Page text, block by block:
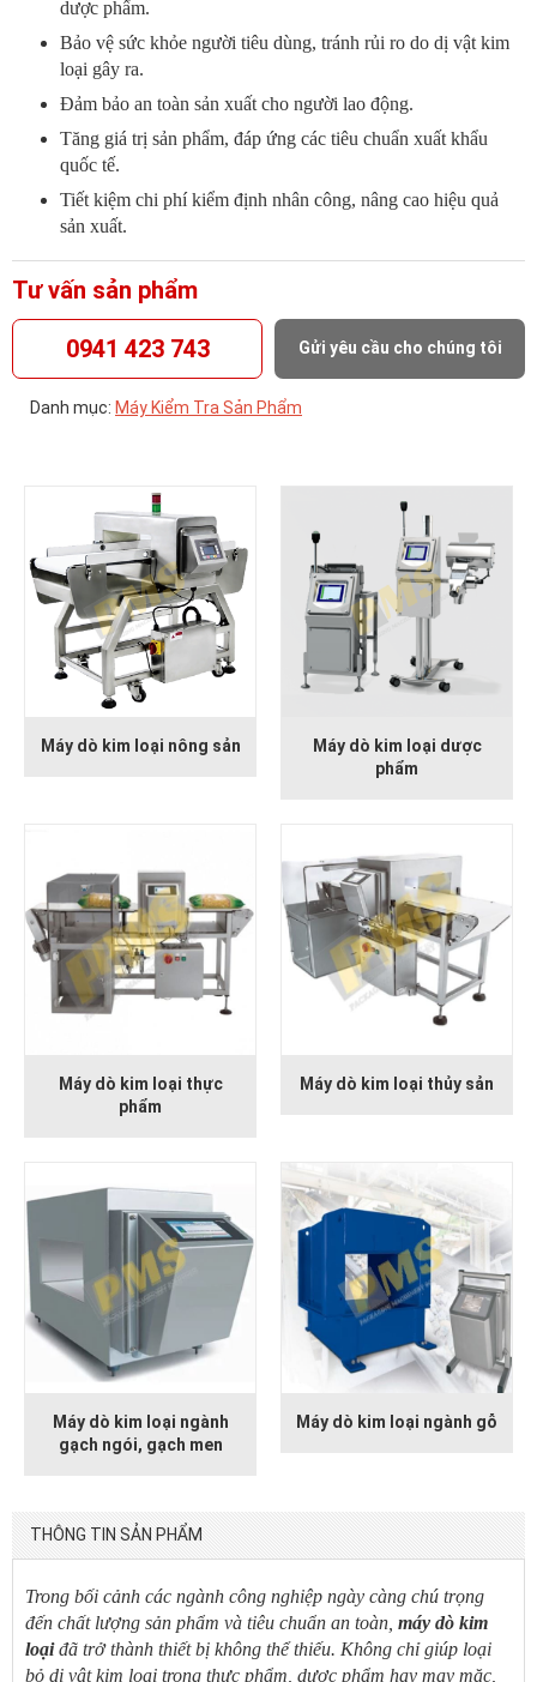
dược phẩm.
Bảo vệ sức khỏe người tiêu dùng, tránh rủi ro do dị vật kim
loại gây ra.
Đảm bảo an toàn sản xuất cho người lao động.
Tăng giá trị sản phẩm, đáp ứng các tiêu chuẩn xuất khẩu
quốc tế.
Tiết kiệm chi phí kiểm định nhân công, nâng cao hiệu quả
sản xuất.
Tư vấn sản phẩm
0941 423 743 Gửi yêu cầu cho chúng tôi
Danh mục: Máy Kiểm Tra Sản Phẩm
Máy dò kim loại nông sản
Máy dò kim loại dược
phẩm
Máy dò kim loại thực
phẩm
Máy dò kim loại thủy sản
Máy dò kim loại ngành
gạch ngói, gạch men
Máy dò kim loại ngành gỗ
THÔNG TIN SẢN PHẨM
Trong bối cảnh các ngành công nghiệp ngày càng chú trọng
đến chất lượng sản phẩm và tiêu chuẩn an toàn, máy dò kim
loạiđã trở thành thiết bị không thể thiếu. Không chỉ giúp loại
bỏ dị vật kim loại trong thực phẩm, dược phẩm hay may mặc,